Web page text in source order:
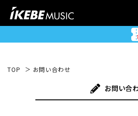
TOP お問い合わせ
お問い合